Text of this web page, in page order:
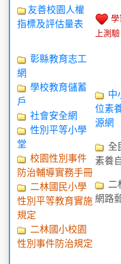
友善校園人權
指標及評估量表
學
上測驗
彰縣教育志工
網
學校教育儲蓄
戶
社會安全網
性別平等小學
堂
校園性別事件
防治輔導實務手冊
二林國民小學
性別平等教育實施
規定
二林國小校園
性別事件防治規定
中
位素
源網
全
素養
二
網路